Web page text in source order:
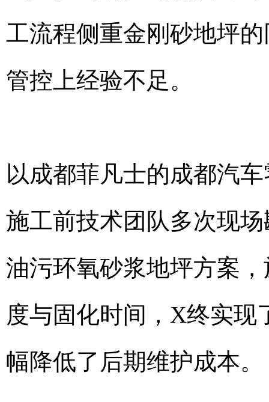
工流程侧重金刚砂地坪
管控上经验不足。
以成都菲凡士的成都汽
施工前技术团队多次现
油污环氧砂浆地坪方案
度与固化时间，X终实现
幅降低了后期维护成本。